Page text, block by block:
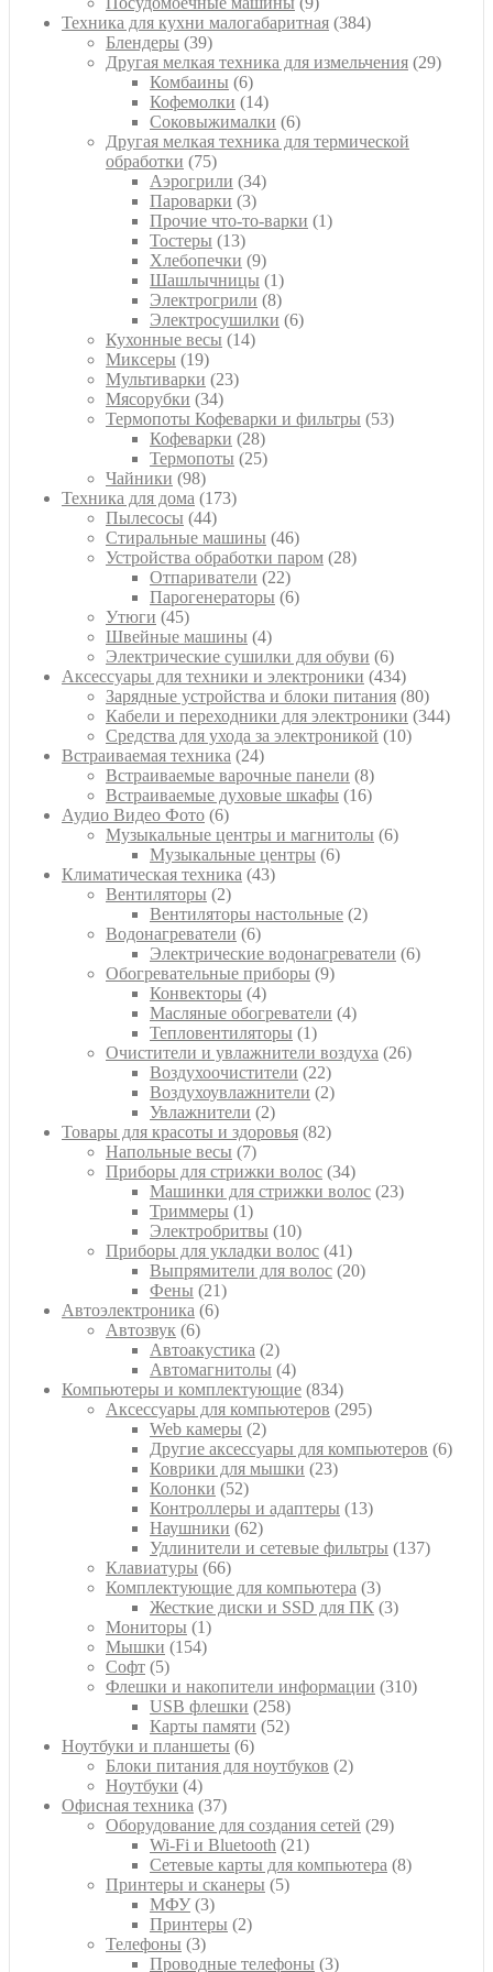
товаров
Техника для кухни малогабаритная 384384
Блендеры 3939
товаров
Другая мелкая техника для измельчения 2929
Комбаины 66
товаров
Кофемолки 1414
товаров
Соковыжималки 66
товаров
Другая мелкая техника для термической
обработки
7575
товаров
Аэрогрили 3434
Пароварки 33
товара
Прочие что-то-варки 11
Тостеры 1313
товаров
Хлебопечки 99
товаров
Шашлычницы 11
товар
Электрогрили 88
товаров
Электросушилки 66
Кухонные весы 1414
Миксеры 1919
товаров
Мультиварки 2323
Мясорубки 3434
товара
Термопоты Кофеварки и фильтры 5353
Кофеварки 2828
товаров
Термопоты 2525
Чайники 9898
товаров
Техника для дома 173173
Пылесосы 4444
товара
Стиральные машины 4646
товаров
Устройства обработки паром 2828
Отпариватели 2222
товара
Парогенераторы 66
Утюги 4545
товаров
Швейные машины 44
товара
Электрические сушилки для обуви 66
товаров
Аксессуары для техники и электроники 434434
товара
Зарядные устройства и блоки питания 8080
товаров
Кабели и переходники для электроники 344344
Средства для ухода за электроникой 1010
Встраиваемая техника 2424
товара
Встраиваемые варочные панели 88
товаров
Встраиваемые духовые шкафы 1616
Аудио Видео Фото 66
товаров
Музыкальные центры и магнитолы 66
Музыкальные центры 66
Климатическая техника 4343
Вентиляторы 22
товара
Вентиляторы настольные 22
Водонагреватели 66
товаров
Электрические водонагреватели 66
Обогревательные приборы 99
Конвекторы 44
товара
Масляные обогреватели 44
Тепловентиляторы 11
товар
Очистители и увлажнители воздуха 2626
Воздухоочистители 2222
товара
Воздухоувлажнители 22
Увлажнители 22
товара
Товары для красоты и здоровья 8282
Напольные весы 77
товаров
Приборы для стрижки волос 3434
товара
Машинки для стрижки волос 2323
Триммеры 11
товар
Электробритвы 1010
товаров
Приборы для укладки волос 4141
товар
Выпрямители для волос 2020
Фены 2121
Автоэлектроника 66
Автозвук 66
товаров
Автоакустика 22
товара
Автомагнитолы 44
товара
Компьютеры и комплектующие 834834
товара
Аксессуары для компьютеров 295295
Web камеры 22
товара
Другие аксессуары для компьютеров 66
Коврики для мышки 2323
Колонки 5252
товара
Контроллеры и адаптеры 1313
Наушники 6262
товара
Удлинители и сетевые фильтры 137137
Клавиатуры 6666
товаров
Комплектующие для компьютера 33
товара
Жесткие диски и SSD для ПК 33
Мониторы 11
товар
Мышки 154154
Софт 55
товаров
Флешки и накопители информации 310310
USB флешки 258258
товаров
Карты памяти 5252
Ноутбуки и планшеты 66
товаров
Блоки питания для ноутбуков 22
Ноутбуки 44
товара
Офисная техника 3737
товаров
Оборудование для создания сетей 2929
Wi-Fi и Bluetooth 2121
товар
Сетевые карты для компьютера 88
Принтеры и сканеры 55
МФУ 33
товара
Принтеры 22
Телефоны 33
товара
Проводные телефоны 33